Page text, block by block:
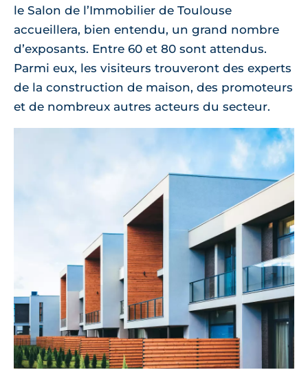
le Salon de l’Immobilier de Toulouse
accueillera, bien entendu, un grand nombre
d’exposants. Entre 60 et 80 sont attendus.
Parmi eux, les visiteurs trouveront des experts
de la construction de maison, des promoteurs
et de nombreux autres acteurs du secteur.